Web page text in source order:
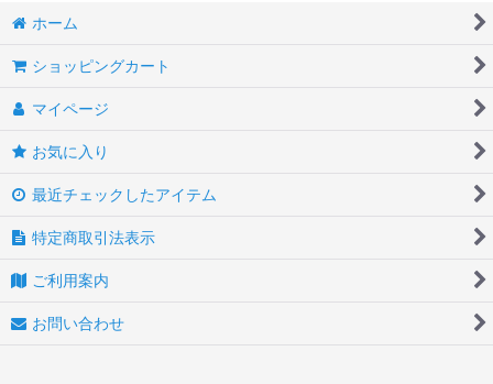
プラチナ
メタル・コッパー
ドラゴン
レッド
オレンジ
ホーム
ショッピングカート
マイページ
お気に入り
最近チェックしたアイテム
特定商取引法表示
ご利用案内
お問い合わせ